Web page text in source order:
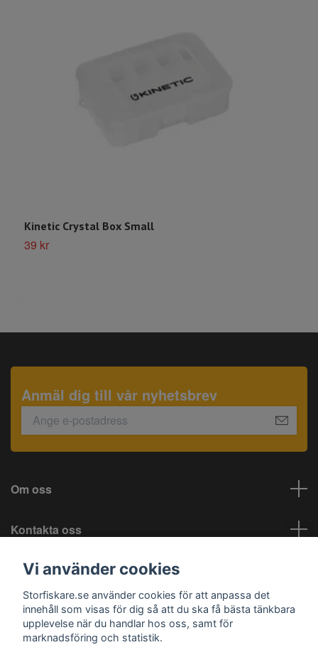
Kinetic Crystal Box Small
39 kr
Anmäl dig till vår nyhetsbrev
Om oss
Kontakta oss
Information
Sociala medier
Vi använder cookies
Storfiskare.se använder cookies för att anpassa det
innehåll som visas för dig så att du ska få bästa tänkbara
upplevelse när du handlar hos oss, samt för
marknadsföring och statistik.